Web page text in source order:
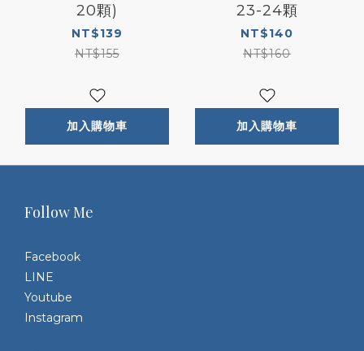
20顆)
NT$139
NT$155
加入購物車
23-24顆
NT$140
NT$160
加入購物車
Follow Me
Facebook
LINE
Youtube
Instagram